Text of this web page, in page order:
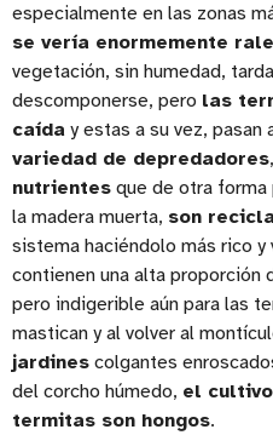
especialmente en las zonas
se vería enormemente
vegetación, sin humedad,
descomponerse, pero las
caída y estas a su vez, pasan
variedad de depredadores
nutrientes que de otra forma
la madera muerta, son
sistema haciéndolo más rico y
contienen una alta proporción
pero indigerible aún para las
mastican y al volver al
jardines colgantes
del corcho húmedo, el
termitas son hongos.